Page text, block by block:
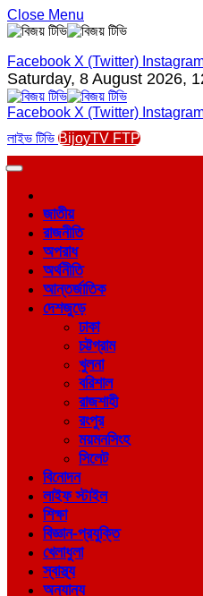
Close Menu
Facebook X (Twitter)
Saturday, 8 August 2026,
Facebook X (Twitter)
লাইভ টিভি BijoyTV FTP
জাতীয়
রাজনীতি
অপরাধ
অর্থনীতি
আন্তর্জাতিক
দেশজুড়ে
ঢাকা
চট্টগ্রাম
খুলনা
বরিশাল
রাজশাহী
রংপুর
ময়মনসিংহ
সিলেট
বিনোদন
লাইফ স্টাইল
শিক্ষা
বিজ্ঞান-প্রযুক্তি
খেলাধুলা
স্বাস্থ্য
অন্যান্য